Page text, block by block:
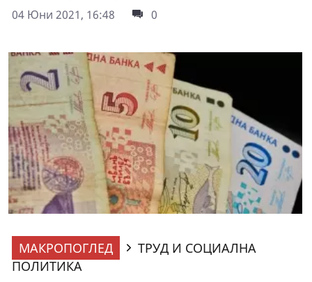
04 Юни 2021, 16:48
0
МАКРОПОГЛЕД
ТРУД И СОЦИАЛНА
ПОЛИТИКА